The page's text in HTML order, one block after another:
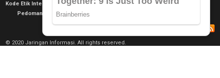
Kode Etik Internal KEJ Disclaimer
Tentang Kami
Pedoman Media Siber
Redaksi
© 2020 Jaringan Informasi. All rights reserved.